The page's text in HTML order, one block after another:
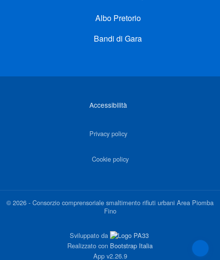
Albo Pretorio
Bandi di Gara
Accessibilità
Privacy policy
Cookie policy
©2026 - Consorzio comprensoriale smaltimento rifiuti urbani Area Piomba
Fino
Sviluppato da
Realizzato con Bootstrap Italia
App v2.26.9